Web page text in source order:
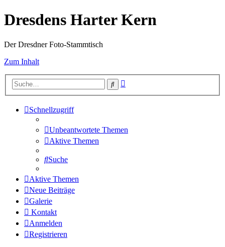
Dresdens Harter Kern
Der Dresdner Foto-Stammtisch
Zum Inhalt
Suche
Schnellzugriff
Unbeantwortete Themen
Aktive Themen
Suche
Aktive Themen
Neue Beiträge
Galerie
Kontakt
Anmelden
Registrieren